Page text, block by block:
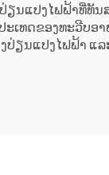
ນແປງໄຟຟ້າທີ່ທັນ
ປະເທດຂອງທະວີບ
ຽນແປງໄຟຟ້າ ແລ